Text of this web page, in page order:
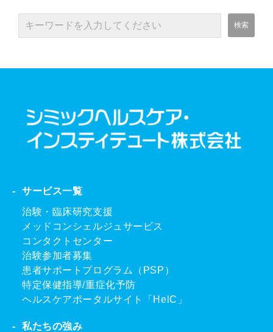
サービス一覧
治験・臨床研究支援
メッドコンシェルジュサービス
コンタクトセンター
治験参加者募集
患者サポートプログラム（PSP）
特定保健指導/重症化予防
ヘルスケアポータルサイト「HelC」
私たちの強み